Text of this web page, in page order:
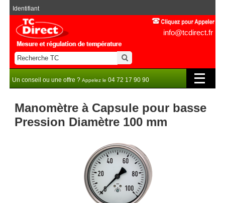
info@tcdirect.fr
Identifiant
Un conseil ou une offre ? Appelez le 04 72 17 90 90
Manomètre à Capsule pour basse
Pression Diamètre 100 mm